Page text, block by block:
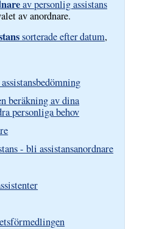
av personlig assistans
av anordnare.
sorterade efter datum,
beräkning av dina
personliga behov
- bli assistansanordnare